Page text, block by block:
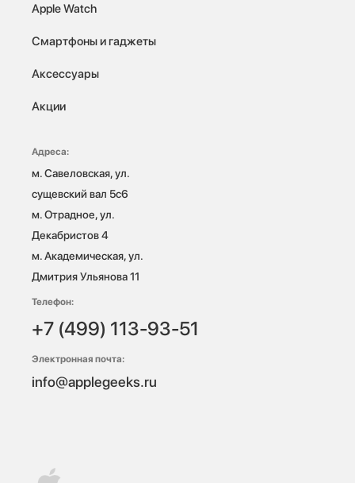
Apple Watch
Смартфоны и гаджеты
Аксессуары
Акции
Адреса:
м. Савеловская, ул.
сущевский вал 5с6
м. Отрадное, ул.
Декабристов 4
м. Академическая, ул.
Дмитрия Ульянова 11
Телефон:
+7 (499) 113-93-51
Электронная почта:
info@applegeeks.ru